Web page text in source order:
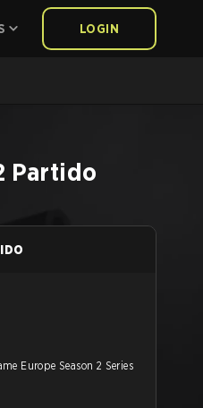
LOGIN
Partido
Europe Season 2 Series